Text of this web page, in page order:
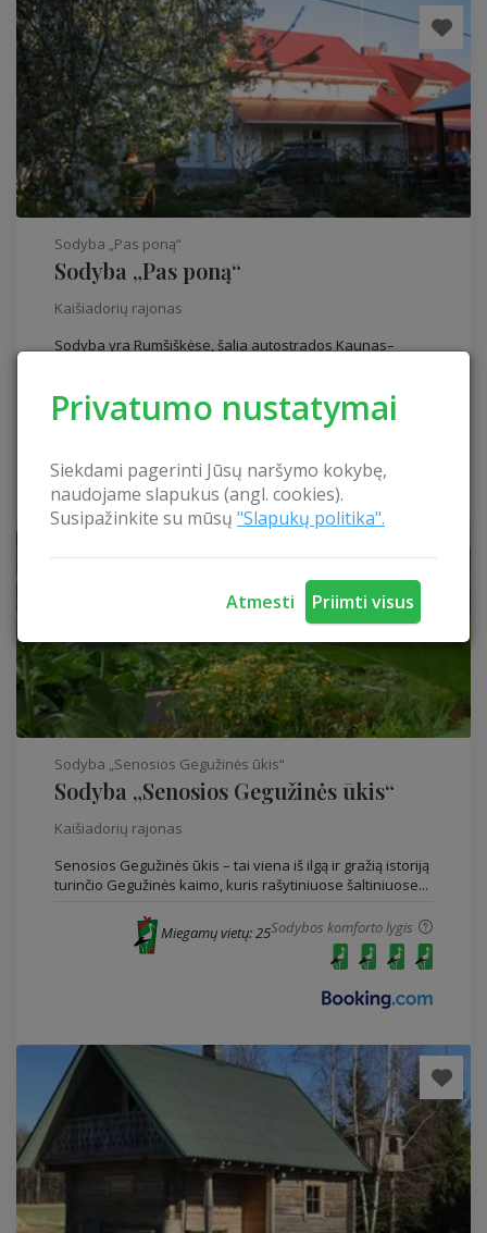
Privatumo nustatymai
Siekdami pagerinti Jūsų naršymo kokybę,
naudojame slapukus (angl. cookies).
Susipažinkite su mūsų "Slapukų politika".
Atmesti Priimti visus
Sodyba „Pas poną“
Sodyba „Pas poną“
Kaišiadorių rajonas
Sodyba yra Rumšiškėse, šalia autostrados Kaunas–
Sodybos komforto lygis
Sodyba „Senosios Gegužinės ūkis“
Sodyba „Senosios Gegužinės ūkis“
Kaišiadorių rajonas
Senosios Gegužinės ūkis – tai viena iš ilgą ir gražią istoriją
turinčio Gegužinės kaimo, kuris rašytiniuose šaltiniuose...
Sodybos komforto lygis
Miegamų vietų: 25